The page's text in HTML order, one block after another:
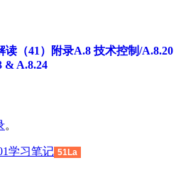
读（41）附录A.8 技术控制/A.8.20
& A.8.24
。
学习笔记 51La